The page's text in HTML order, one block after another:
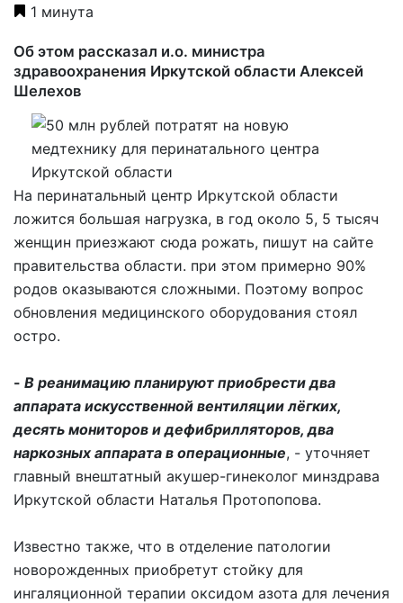
1 минута
Об этом рассказал и.о. министра
здравоохранения Иркутской области Алексей
Шелехов
На перинатальный центр Иркутской области
ложится большая нагрузка, в год около 5, 5 тысяч
женщин приезжают сюда рожать, пишут на сайте
правительства области. при этом примерно 90%
родов оказываются сложными. Поэтому вопрос
обновления медицинского оборудования стоял
остро.
- В реанимацию планируют приобрести два
аппарата искусственной вентиляции лёгких,
десять мониторов и дефибрилляторов, два
наркозных аппарата в операционные, - уточняет
главный внештатный акушер-гинеколог минздрава
Иркутской области Наталья Протопопова.
Известно также, что в отделение патологии
новорожденных приобретут стойку для
ингаляционной терапии оксидом азота для лечения